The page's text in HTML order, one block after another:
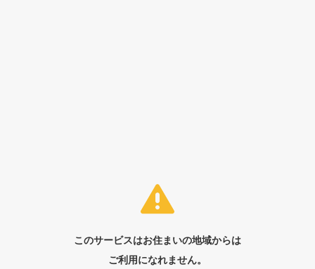
このサービスはお住まいの地域からは
ご利用になれません。